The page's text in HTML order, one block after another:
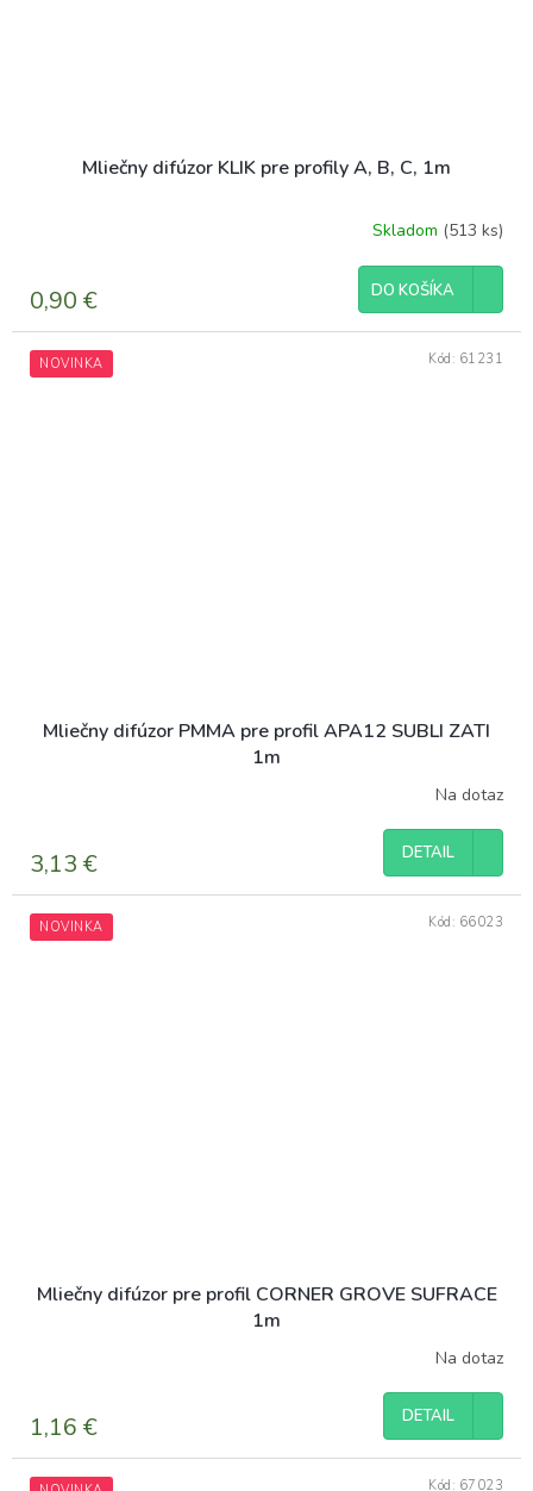
Mliečny difúzor KLIK pre profily A, B, C, 1m
Skladom (513 ks)
0,90 € DO KOŠÍKA
NOVINKA
Mliečny difúzor PMMA pre profil APA12 SUBLI ZATI
1m
Na dotaz
3,13 € DETAIL
Kód: 61231
NOVINKA
Mliečny difúzor pre profil CORNER GROVE SUFRACE
1m
Na dotaz
1,16 € DETAIL
Kód: 66023
Kód: 67023